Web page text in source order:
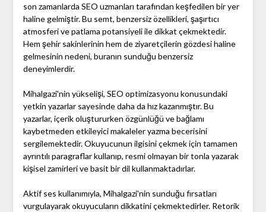
son zamanlarda SEO uzmanları tarafından keşfedilen bir yer
haline gelmiştir. Bu semt, benzersiz özellikleri, şaşırtıcı
atmosferi ve patlama potansiyeli ile dikkat çekmektedir.
Hem şehir sakinlerinin hem de ziyaretçilerin gözdesi haline
gelmesinin nedeni, buranın sunduğu benzersiz
deneyimlerdir.
Mihalgazi'nin yükselişi, SEO optimizasyonu konusundaki
yetkin yazarlar sayesinde daha da hız kazanmıştır. Bu
yazarlar, içerik oluştururken özgünlüğü ve bağlamı
kaybetmeden etkileyici makaleler yazma becerisini
sergilemektedir. Okuyucunun ilgisini çekmek için tamamen
ayrıntılı paragraflar kullanıp, resmi olmayan bir tonla yazarak
kişisel zamirleri ve basit bir dil kullanmaktadırlar.
Aktif ses kullanımıyla, Mihalgazi'nin sunduğu fırsatları
vurgulayarak okuyucuların dikkatini çekmektedirler. Retorik